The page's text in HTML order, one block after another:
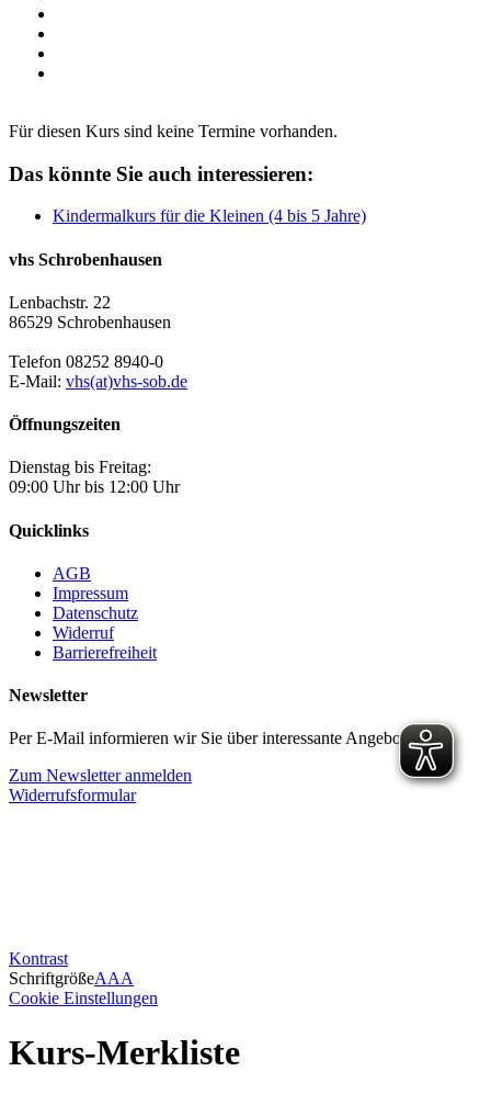
Für diesen Kurs sind keine Termine vorhanden.
Das könnte Sie auch interessieren:
Kindermalkurs für die Kleinen (4 bis 5 Jahre)
vhs Schrobenhausen
Lenbachstr. 22
86529 Schrobenhausen
Telefon 08252 8940-0
E-Mail: vhs(at)vhs-sob.de
Öffnungszeiten
Dienstag bis Freitag:
09:00 Uhr bis 12:00 Uhr
Quicklinks
AGB
Impressum
Datenschutz
Widerruf
Barrierefreiheit
Newsletter
Per E-Mail informieren wir Sie über interessante Angebote.
Zum Newsletter anmelden
Widerrufsformular
Kontrast
SchriftgrößeAAA
Cookie Einstellungen
Kurs-Merkliste